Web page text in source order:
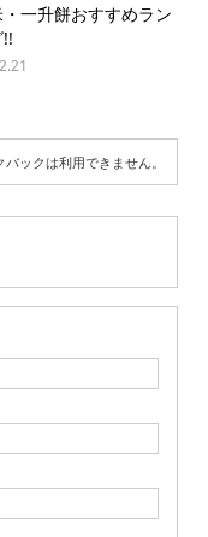
一升餅おすすめラン
バックは利用できません。